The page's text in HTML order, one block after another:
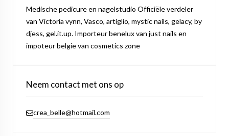
Medische pedicure en nagelstudio Officiële verdeler
van Victoria vynn, Vasco, artiglio, mystic nails, gelacy, by
djess, gel.it.up. Importeur benelux van just nails en
impoteur belgie van cosmetics zone
Neem contact met ons op
crea_belle@hotmail.com